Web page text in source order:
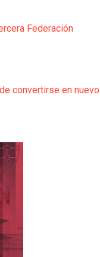
Federación
convertirse en nuevo